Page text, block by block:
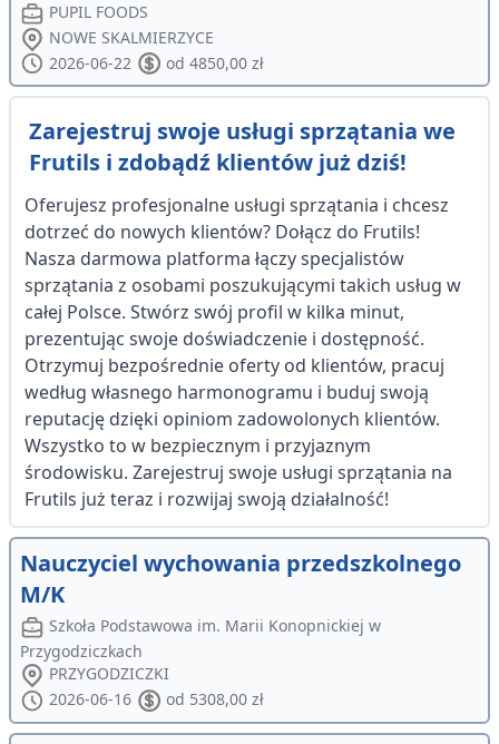
PUPIL FOODS
NOWE SKALMIERZYCE
2026-06-22
od 4850,00 zł
Zarejestruj swoje usługi sprzątania we
Frutils i zdobądź klientów już dziś!
Oferujesz profesjonalne usługi sprzątania i chcesz
dotrzeć do nowych klientów? Dołącz do Frutils!
Nasza darmowa platforma łączy specjalistów
sprzątania z osobami poszukującymi takich usług w
całej Polsce. Stwórz swój profil w kilka minut,
prezentując swoje doświadczenie i dostępność.
Otrzymuj bezpośrednie oferty od klientów, pracuj
według własnego harmonogramu i buduj swoją
reputację dzięki opiniom zadowolonych klientów.
Wszystko to w bezpiecznym i przyjaznym
środowisku. Zarejestruj swoje usługi sprzątania na
Frutils już teraz i rozwijaj swoją działalność!
Nauczyciel wychowania przedszkolnego
M/K
Szkoła Podstawowa im. Marii Konopnickiej w
Przygodziczkach
PRZYGODZICZKI
2026-06-16
od 5308,00 zł